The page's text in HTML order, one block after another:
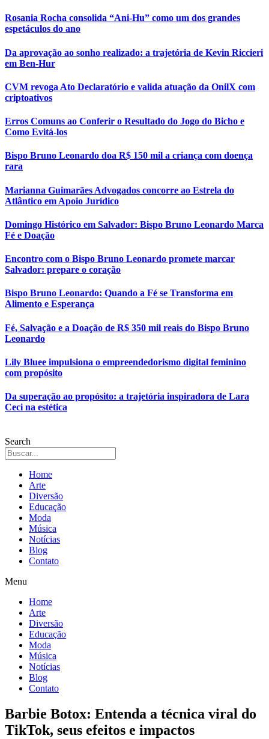
Rosania Rocha consolida “Ani-Hu” como um dos grandes
espetáculos do ano
Da aprovação ao sonho realizado: a trajetória de Kevin Riccieri
em Ben-Hur
CVM revoga Ato Declaratório e valida atuação da OnilX com
criptoativos
Erros Comuns ao Conferir o Resultado do Jogo do Bicho e
Como Evitá-los
Bispo Bruno Leonardo doa R$ 150 mil a criança com doença
rara
Marianna Guimarães Advogados concorre ao Estrela do
Atlântico em Apoio Jurídico
Domingo Histórico em Salvador: Bispo Bruno Leonardo Marca
Fé e Doação
Encontro com o Bispo Bruno Leonardo promete marcar
Salvador: prepare o coração
Bispo Bruno Leonardo: Quando a Fé se Transforma em
Alimento e Esperança
Fé, Salvação e a Doação de R$ 350 mil reais do Bispo Bruno
Leonardo
Lily Bluee impulsiona o empreendedorismo digital feminino
com propósito
Da superação ao propósito: a trajetória inspiradora de Lara
Ceci na estética
Search
Home
Arte
Diversão
Educação
Moda
Música
Notícias
Blog
Contato
Menu
Home
Arte
Diversão
Educação
Moda
Música
Notícias
Blog
Contato
Barbie Botox: Entenda a técnica viral do
TikTok, seus efeitos e impactos